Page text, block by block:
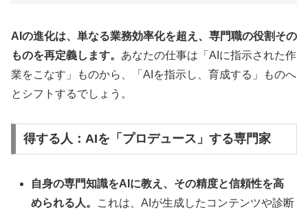
AIの進化は、単なる業務効率化を超え、専門職の役割その
ものを再定義します。 あなたの仕事は「AIに指示された作
業をこなす」ものから、「AIを指示し、育成する」ものへ
とシフトするでしょう。
得する人：AIを「プロデュース」する専門家
自身の専門知識をAIに教え、その精度と信頼性を高
められる人。
これは、AIが生成したコンテンツや診断